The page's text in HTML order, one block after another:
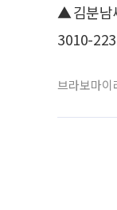
▲김분남
3010-
브라보마이